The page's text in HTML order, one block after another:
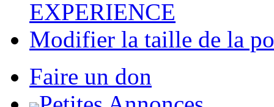
EXPERIENCE
Modifier la taille de la
Faire un don